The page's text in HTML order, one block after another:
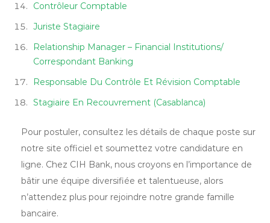
Contrôleur Comptable
Juriste Stagiaire
Relationship Manager – Financial Institutions/
Correspondant Banking
Responsable Du Contrôle Et Révision Comptable
Stagiaire En Recouvrement (Casablanca)
Pour postuler, consultez les détails de chaque poste sur
notre site officiel et soumettez votre candidature en
ligne. Chez CIH Bank, nous croyons en l’importance de
bâtir une équipe diversifiée et talentueuse, alors
n’attendez plus pour rejoindre notre grande famille
bancaire.